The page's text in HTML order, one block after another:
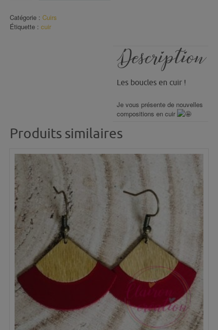
CUIR
(136)
Catégorie : Cuirs
Étiquette : cuir
Description
Les boucles en cuir !
Je vous présente de nouvelles
compositions en cuir
Produits similaires